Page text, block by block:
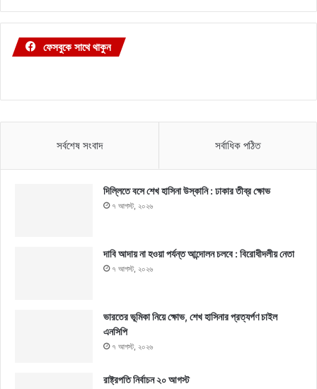
ফেসবুকে সাথে থাকুন
সর্বশেষ সংবাদ সর্বাধিক পঠিত
দিল্লিতে বসে শেখ হাসিনা উস্কানি : ঢাকার তীব্র ক্ষোভ
৭ আগস্ট, ২০২৬
দাবি আদায় না হওয়া পর্যন্ত আন্দোলন চলবে : বিরোধীদলীয় নেতা
৭ আগস্ট, ২০২৬
ভারতের ভূমিকা নিয়ে ক্ষোভ, শেখ হাসিনার প্রত্যর্পণ চাইল
এনসিপি
৭ আগস্ট, ২০২৬
রাষ্ট্রপতি নির্বাচন ২০ আগস্ট